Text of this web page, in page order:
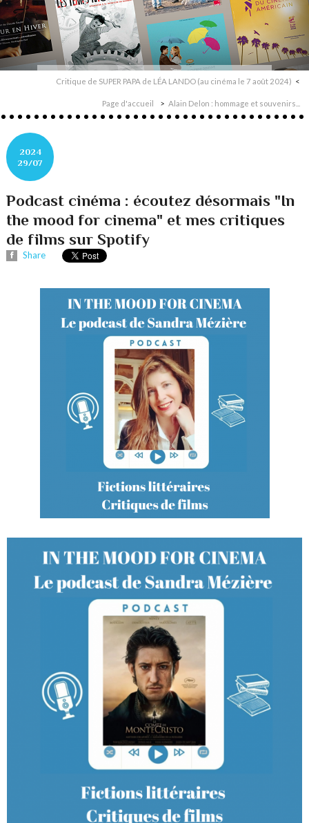
Critique de SUPER PAPA de LÉA LANDO (au cinéma le 7 août 2024)
Page d'accueil Alain Delon : hommage et souvenirs...
2024
29/07
Podcast cinéma : écoutez désormais "In
the mood for cinema" et mes critiques
de films sur Spotify
Share